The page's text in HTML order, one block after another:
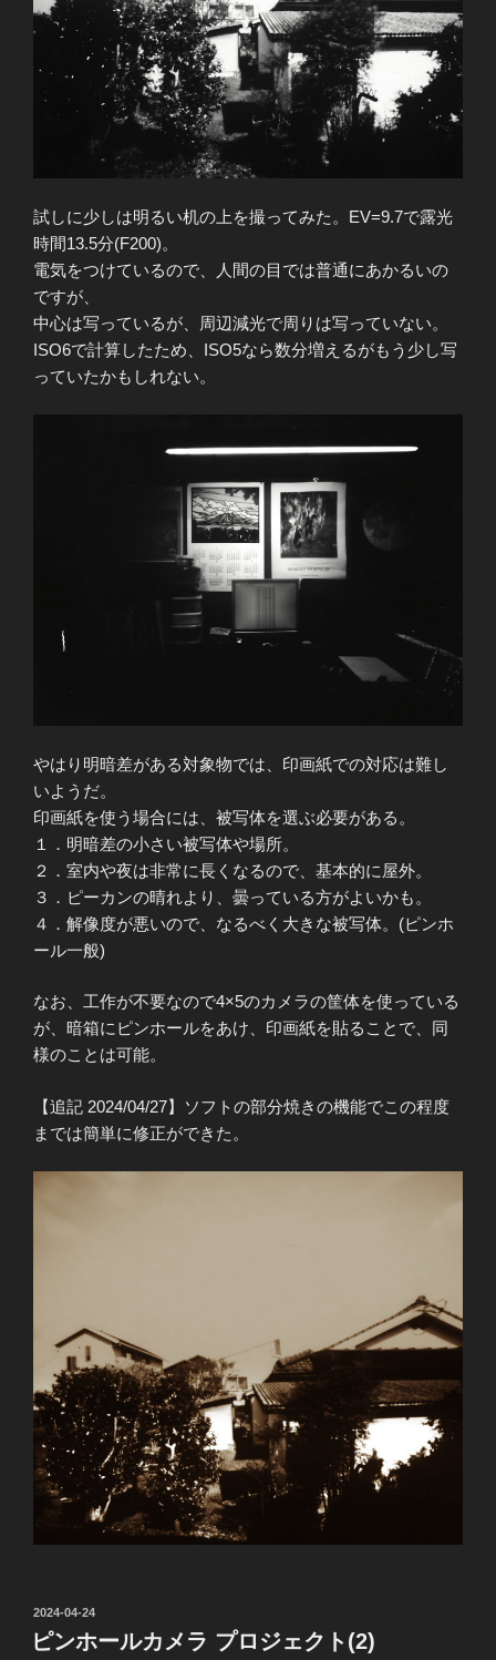
試しに少しは明るい机の上を撮ってみた。EV=9.7で露光
時間13.5分(F200)。
電気をつけているので、人間の目では普通にあかるいの
ですが、
中心は写っているが、周辺減光で周りは写っていない。
ISO6で計算したため、ISO5なら数分増えるがもう少し写
っていたかもしれない。
やはり明暗差がある対象物では、印画紙での対応は難し
いようだ。
印画紙を使う場合には、被写体を選ぶ必要がある。
１．明暗差の小さい被写体や場所。
２．室内や夜は非常に長くなるので、基本的に屋外。
３．ピーカンの晴れより、曇っている方がよいかも。
４．解像度が悪いので、なるべく大きな被写体。(ピンホ
ール一般)
なお、工作が不要なので4×5のカメラの筐体を使っている
が、暗箱にピンホールをあけ、印画紙を貼ることで、同
様のことは可能。
【追記 2024/04/27】ソフトの部分焼きの機能でこの程度
までは簡単に修正ができた。
投
稿
日:
2024-04-24
ピンホールカメラ プロジェクト(2)